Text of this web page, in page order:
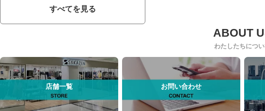
すべてを見る
わたしたちにつ
店舗一覧 お問い合わせ